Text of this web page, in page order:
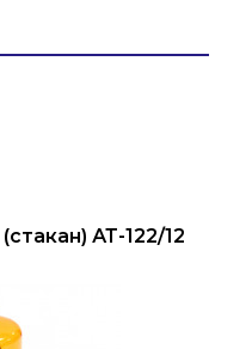
АТ-122/12